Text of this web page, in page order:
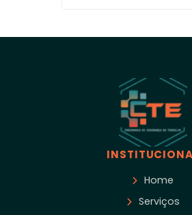
Home
Serviços